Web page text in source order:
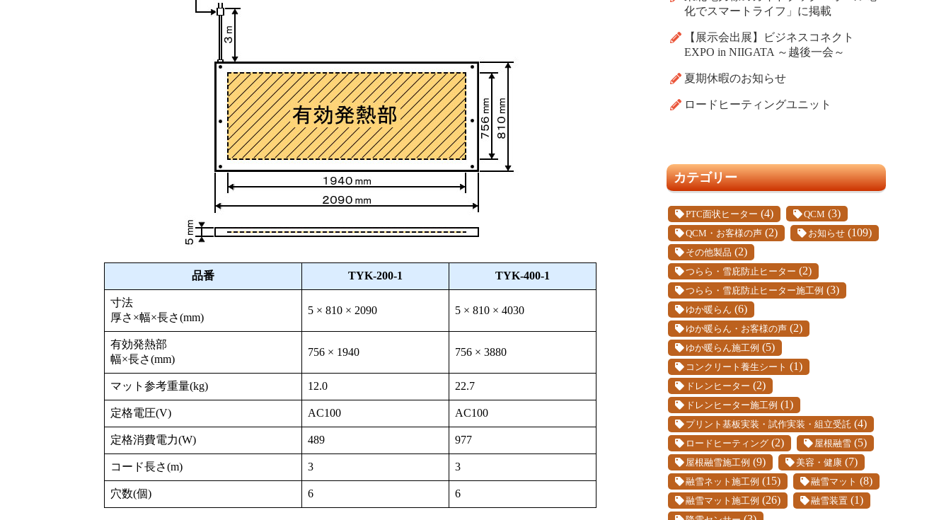
品番 TYK-200-1 TYK-400-1
寸法
厚さ×幅×長さ(mm)
5 × 810 × 2090 5 × 810 × 4030
有効発熱部
幅×長さ(mm)
756 × 1940 756 × 3880
マット参考重量(kg) 12.0 22.7
定格電圧(V) AC100 AC100
定格消費電力(W) 489 977
コード長さ(m) 3 3
穴数(個) 6 6
化でスマートライフ」に掲載
【展示会出展】ビジネスコネクト
EXPO in NIIGATA ～越後一会～
夏期休暇のお知らせ
ロードヒーティングユニット
カテゴリー
PTC面状ヒーター (4) QCM (3)
QCM・お客様の声(2) お知らせ(109)
その他製品 (2)
つらら・雪庇防止ヒーター (2)
つらら・雪庇防止ヒーター施工例 (3)
ゆか暖らん (6)
ゆか暖らん・お客様の声(2)
ゆか暖らん施工例 (5)
コンクリート養生シート (1)
ドレンヒーター (2)
ドレンヒーター施工例 (1)
プリント基板実装・試作実装・組立受託 (4)
ロードヒーティング(2) 屋根融雪(5)
屋根融雪施工例 (9) 美容・健康(7)
融雪ネット施工例 (15) 融雪マット (8)
融雪マット施工例 (26) 融雪装置(1)